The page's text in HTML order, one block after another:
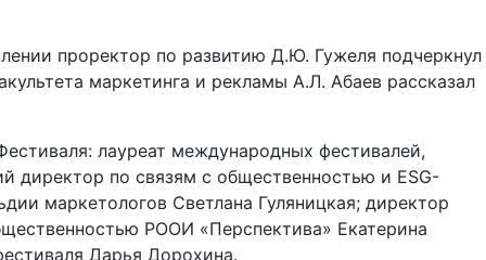
проректор по развитию Д.Ю. Гужеля подчеркнул
маркетинга и рекламы А.Л. Абаев рассказал
лауреат международных фестивалей,
директор по связям с общественностью и ESG-
маркетологов Светлана Гуляницкая; директор
РООИ «Перспектива» Екатерина
Дарья Дорохина.